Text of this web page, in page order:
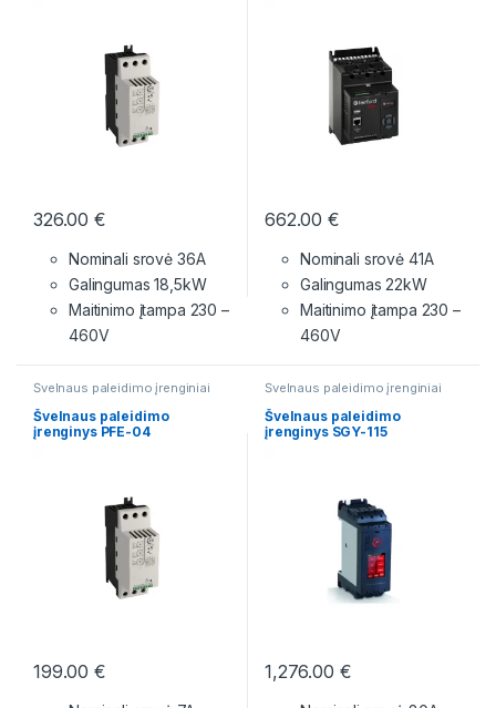
326.00€
Nominali srovė 36A
Galingumas 18,5kW
Maitinimo įtampa 230 –
460V
662.00€
Nominali srovė 41A
Galingumas 22kW
Maitinimo įtampa 230 –
460V
Švelnaus paleidimo įrenginiai
Švelnaus paleidimo
įrenginys PFE-04
199.00€
Švelnaus paleidimo įrenginiai
Švelnaus paleidimo
įrenginys SGY-115
1,276.00 €